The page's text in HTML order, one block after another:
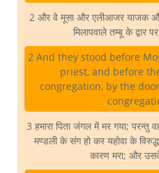
2 और वे मूसा और एलीआजर याजक और
मिलापवाले तम्बू के द्वार
2 And they stood before
priest, and before
congregation, by the
3 हमारा पिता जंगल में मर गया; परन्तु
मण्डली के संग हो कर यहोवा के
कारण मरा; और